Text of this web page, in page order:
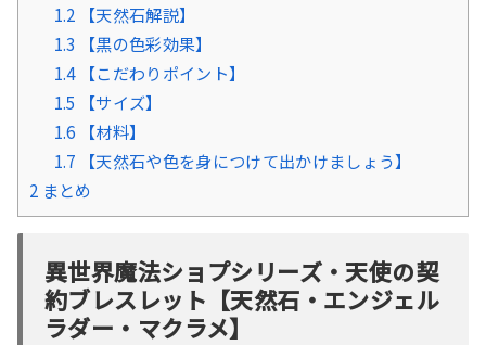
1.2 【天然石解説】
1.3 【黒の色彩効果】
1.4【こだわりポイント】
1.5 【サイズ】
1.6 【材料】
1.7 【天然石や色を身につけて出かけましょう】
2 まとめ
異世界魔法ショプシリーズ・天使の契
約ブレスレット【天然石・エンジェル
ラダー・マクラメ】